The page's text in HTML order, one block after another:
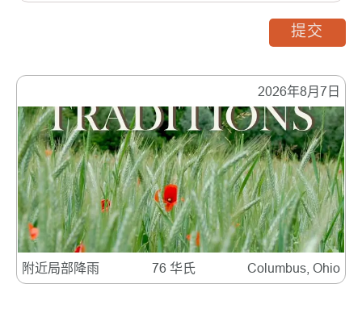
2026年8月7日
附近局部降雨 76 华氏 Columbus, Ohio
提交